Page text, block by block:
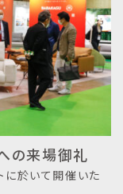
の来場御礼
に於いて開催いた